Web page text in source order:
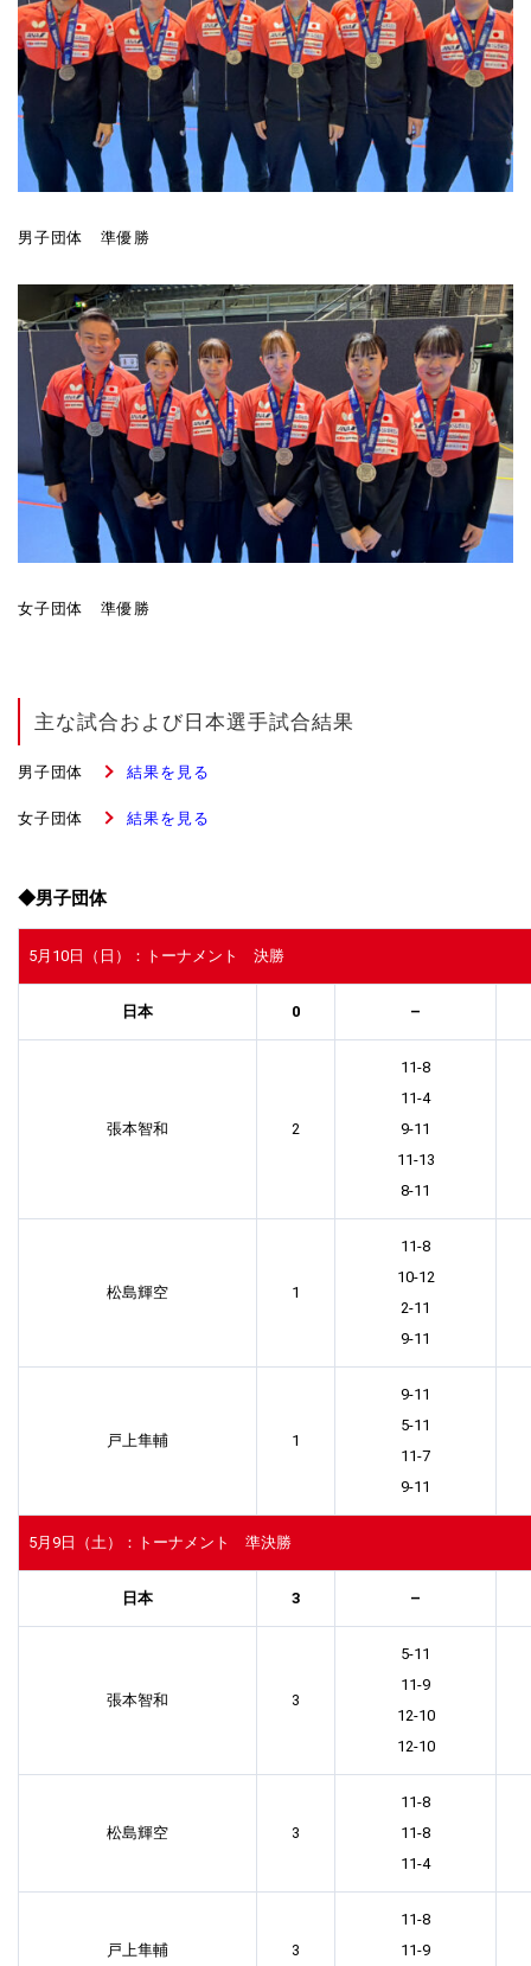
男子団体 準優勝
女子団体 準優勝
主な試合および日本選手試合結果
男子団体 結果を見る
女子団体 結果を見る
◆男子団体
5月10日（日）：トーナメント 決勝
日本 0 –
張本智和 2
11-8
11-4
9-11
11-13
8-11
松島輝空 1
11-8
10-12
2-11
9-11
戸上隼輔 1
9-11
5-11
11-7
9-11
5月9日（土）：トーナメント 準決勝
日本 3 –
張本智和 3
5-11
11-9
12-10
12-10
松島輝空 3
11-8
11-8
11-4
戸上隼輔 3
11-8
11-9